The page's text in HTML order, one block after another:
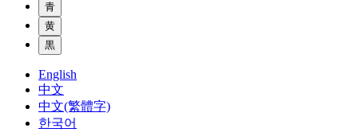
青
黄
黒
English
中文
中文(繁體字)
한국어